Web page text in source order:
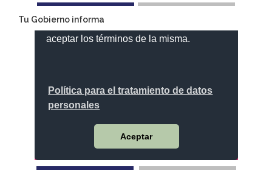
Tu Gobierno informa